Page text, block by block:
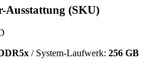
Ausstattung (SKU)
/ System-Laufwerk: 256 GB